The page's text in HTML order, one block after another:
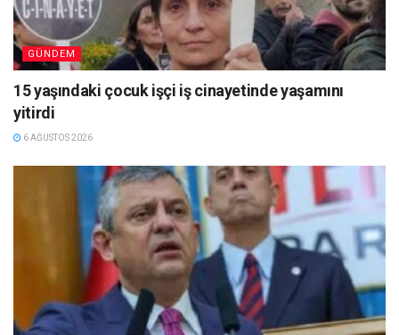
GÜNDEM
15 yaşındaki çocuk işçi iş cinayetinde yaşamını
yitirdi
6 AĞUSTOS 2026